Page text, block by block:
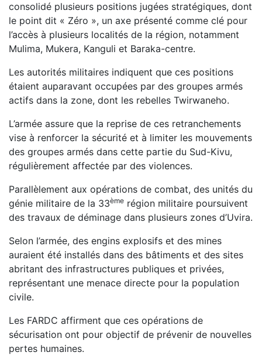
consolidé plusieurs positions jugées stratégiques, dont
le point dit « Zéro », un axe présenté comme clé pour
l’accès à plusieurs localités de la région, notamment
Mulima, Mukera, Kanguli et Baraka-centre.
Les autorités militaires indiquent que ces positions
étaient auparavant occupées par des groupes armés
actifs dans la zone, dont les rebelles Twirwaneho.
L’armée assure que la reprise de ces retranchements
vise à renforcer la sécurité et à limiter les mouvements
des groupes armés dans cette partie du Sud-Kivu,
régulièrement affectée par des violences.
Parallèlement aux opérations de combat, des unités du
génie militaire de la 33ème région militaire poursuivent
des travaux de déminage dans plusieurs zones d’Uvira.
Selon l’armée, des engins explosifs et des mines
auraient été installés dans des bâtiments et des sites
abritant des infrastructures publiques et privées,
représentant une menace directe pour la population
civile.
Les FARDC affirment que ces opérations de
sécurisation ont pour objectif de prévenir de nouvelles
pertes humaines.